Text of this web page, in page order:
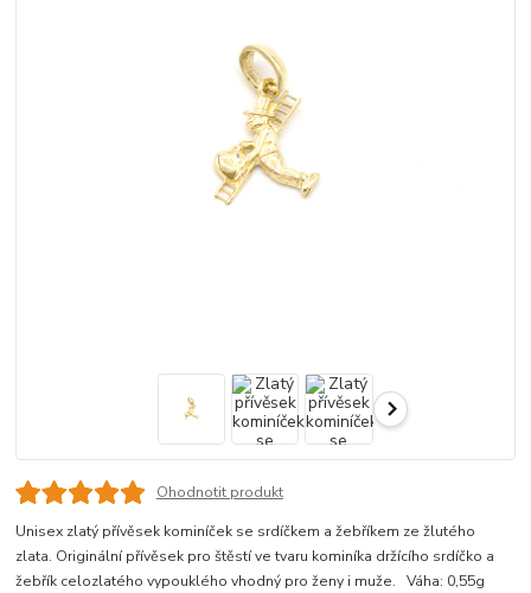
Ohodnotit produkt
Unisex zlatý přívěsek kominíček se srdíčkem a žebříkem ze žlutého
zlata. Originální přívěsek pro štěstí ve tvaru kominíka držícího srdíčko a
žebřík celozlatého vypouklého vhodný pro ženy i muže. Váha: 0,55g